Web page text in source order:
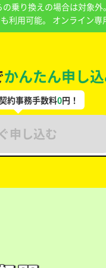
乗り換えの場合は対象外
利用可能。 オンライン専
かんたん申し
約事務手数料0円！
申し込む